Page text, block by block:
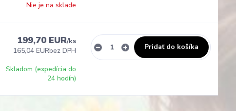
Nie je na sklade
199,70 EUR/ks
165,04 EURbez DPH
Skladom (expedícia do
24 hodín)
Pridať do košíka